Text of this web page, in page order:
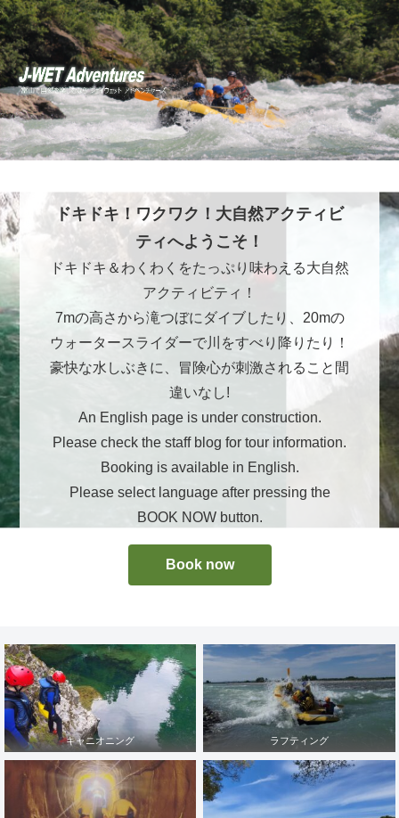
ドキドキ！ワクワク！大自然アクティビ
ティへようこそ！
ドキドキ＆わくわくをたっぷり味わえる大自然
アクティビティ！
7mの高さから滝つぼにダイブしたり、20mの
ウォータースライダーで川をすべり降りたり！
豪快な水しぶきに、冒険心が刺激されること間
違いなし!
An English page is under construction.
Please check the staff blog for tour information.
Booking is available in English.
Please select language after pressing the
BOOK NOW button.
Book now
キャニオニング ラフティング